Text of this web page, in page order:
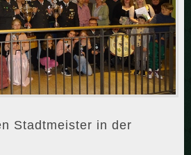
Stadtmeister in der